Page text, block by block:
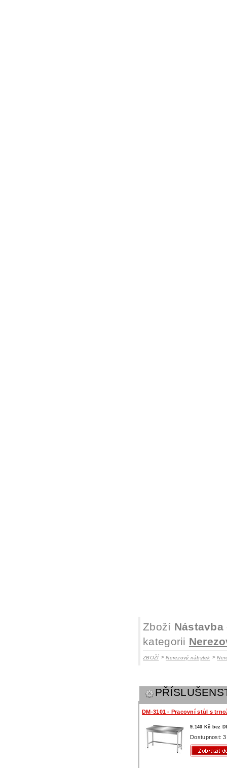
Zboží
kategorii
ZBOŽÍ>Nerezový nábytek >
DM-3101 - Pracovní stůl s
9.140 Kč bez
Dostupnost: